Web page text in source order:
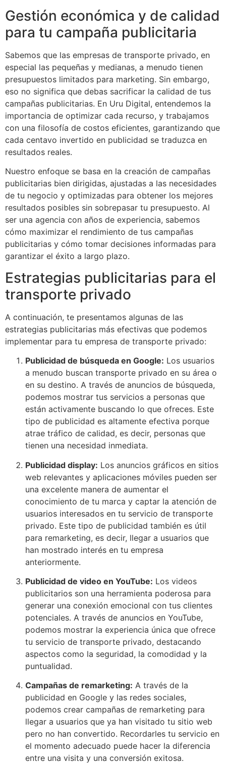
Gestión económica y de calidad
para tu campaña publicitaria
Sabemos que las empresas de transporte privado, en
especial las pequeñas y medianas, a menudo tienen
presupuestos limitados para marketing. Sin embargo,
eso no significa que debas sacrificar la calidad de tus
campañas publicitarias. En Uru Digital, entendemos la
importancia de optimizar cada recurso, y trabajamos
con una filosofía de costos eficientes, garantizando que
cada centavo invertido en publicidad se traduzca en
resultados reales.
Nuestro enfoque se basa en la creación de campañas
publicitarias bien dirigidas, ajustadas a las necesidades
de tu negocio y optimizadas para obtener los mejores
resultados posibles sin sobrepasar tu presupuesto. Al
ser una agencia con años de experiencia, sabemos
cómo maximizar el rendimiento de tus campañas
publicitarias y cómo tomar decisiones informadas para
garantizar el éxito a largo plazo.
Estrategias publicitarias para el
transporte privado
A continuación, te presentamos algunas de las
estrategias publicitarias más efectivas que podemos
implementar para tu empresa de transporte privado:
Publicidad de búsqueda en Google: Los usuarios
a menudo buscan transporte privado en su área o
en su destino. A través de anuncios de búsqueda,
podemos mostrar tus servicios a personas que
están activamente buscando lo que ofreces. Este
tipo de publicidad es altamente efectiva porque
atrae tráfico de calidad, es decir, personas que
tienen una necesidad inmediata.
Publicidad display: Los anuncios gráficos en sitios
web relevantes y aplicaciones móviles pueden ser
una excelente manera de aumentar el
conocimiento de tu marca y captar la atención de
usuarios interesados en tu servicio de transporte
privado. Este tipo de publicidad también es útil
para remarketing, es decir, llegar a usuarios que
han mostrado interés en tu empresa
anteriormente.
Publicidad de video en YouTube: Los videos
publicitarios son una herramienta poderosa para
generar una conexión emocional con tus clientes
potenciales. A través de anuncios en YouTube,
podemos mostrar la experiencia única que ofrece
tu servicio de transporte privado, destacando
aspectos como la seguridad, la comodidad y la
puntualidad.
Campañas de remarketing: A través de la
publicidad en Google y las redes sociales,
podemos crear campañas de remarketing para
llegar a usuarios que ya han visitado tu sitio web
pero no han convertido. Recordarles tu servicio en
el momento adecuado puede hacer la diferencia
entre una visita y una conversión exitosa.